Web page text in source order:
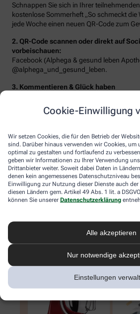
Cookie-Einwilligung
Wir setzen Cookies, die für den Betrieb der
sind. Darüber hinaus verwenden wir Cookies, um
optimal zu gestalten und fortlaufend zu
geben wir Informationen zu Ihrer Verwendung
Drittanbieter weiter. Soweit dabei Daten in
denen kein angemessenes Datenschutzniveau
Einwilligung zur Nutzung dieser Dienste auch der
diesen Ländern gem. Artikel 49 Abs. 1 lit. a
können Sie unserer Datenschutzerklärung
Alle akzeptieren
Nur notwendige
Einstellungen
Schnappen Sie sich in Ihrer
kostenlose Sommerheft „So schmeckt die
jede Woche einen neuen QR-Code zum
2. QR-Code scannen oder direkt auf
vorbeischauen:
Facebook (Alphega & gesund leben
@alphega_und_gesund_leben.
3. Kommentieren & Glück haben
Traumziel – schon landen Sie im Lostopf!
Sie erwarten folgende